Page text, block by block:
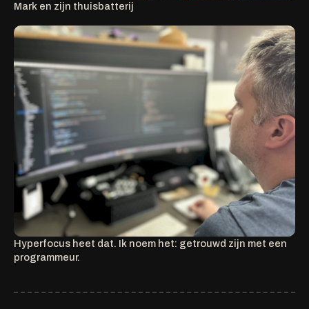
Mark en zijn thuisbatterij
Hyperfocus heet dat. Ik noem het: getrouwd zijn met een
programmeur.